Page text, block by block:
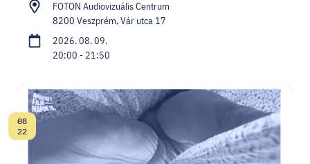
FOTON Audiovizuális Centrum
8200 Veszprém, Vár utca 17
2026. 08. 09.
20:00 - 21:50
Dátum:
08
22